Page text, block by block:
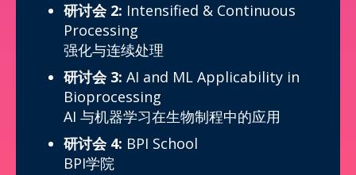
研讨会 2: Intensified & Continuous
Processing
强化与连续处理
研讨会 3: AI and ML Applicability in
Bioprocessing
AI 与机器学习在生物制程中的应用
研讨会 4: BPI School
BPI学院